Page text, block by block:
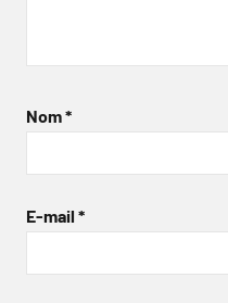
Nom*
E-mail *